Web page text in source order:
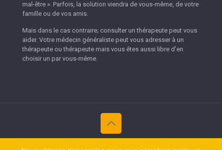
mal-être ». Parfois, la solution viendra de vous-même, de votre
famille ou de vos amis.
Mais dans le cas contraire; consulter un thérapeute peut vous
aider. Votre médecin généraliste peut vous adresser à un
thérapeute ou thérapeute mais vous êtes aussi libre d’en
choisir un par vous-même.